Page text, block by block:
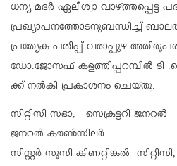
ധന്യ മദർ ഏലീശ്വാ വാഴ്ത്തപ്പെട്ട
പ്രഖ്യാപനത്തോടനുബന്ധിച്ച്
പ്രത്യേക പതിപ്പ് വരാപ്പുഴ
ഡോ.ജോസഫ് കളത്തിപ്പറമ്പിൽ
ക്ക് നൽകി പ്രകാശനം ചെയ്തു.
സിറ്റിസി സഭാ, സെക്രട്ടറി
ജനറൽ കൗൺസിലർ
സിസ്റ്റർ സൂസി കിണറ്റിങ്കൽ